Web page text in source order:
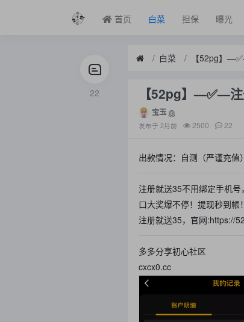
首页 白菜 担保 曝光
22
白菜 【52pg】
【52pg】—✅—
宝玉
发布于 2月前 2500 22
出款情况：自测（严谨充值）
注册就送35不用绑定手机
口大奖爆不停！提现秒到帳！
注册就送35，官网:https://
多多分享初心社区
cxcx0.cc